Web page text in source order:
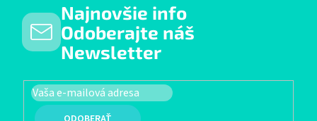
Najnovšie info
Odoberajte náš
Newsletter
PRIHLÁSIŤ SA